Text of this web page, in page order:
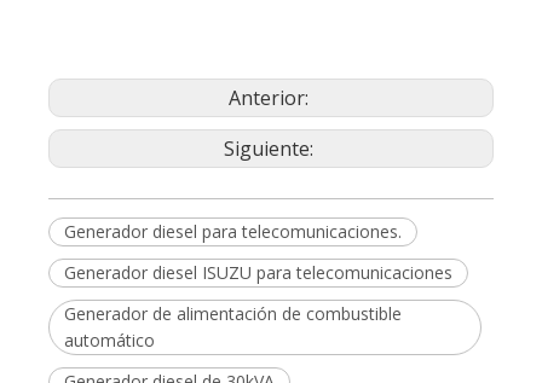
Anterior:
Siguiente:
Generador diesel para telecomunicaciones.
Generador diesel ISUZU para telecomunicaciones
Generador de alimentación de combustible
automático